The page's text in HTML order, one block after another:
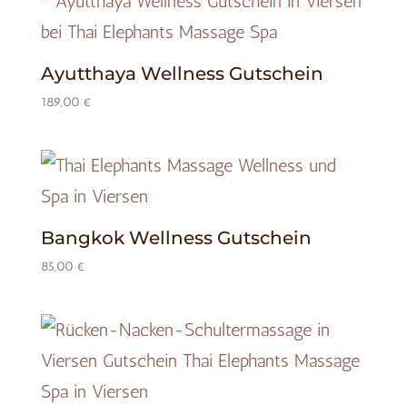
Ayutthaya Wellness Gutschein
189,00 €
Bangkok Wellness Gutschein
85,00 €